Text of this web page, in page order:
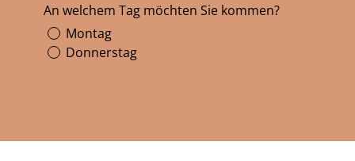
An welchem Tag möchten Sie kommen?
Montag
Donnerstag